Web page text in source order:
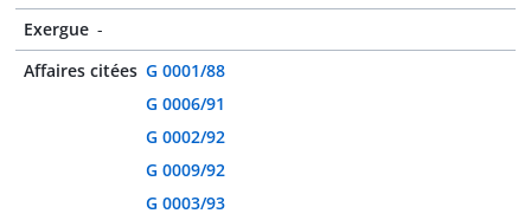
Exergue -
Affaires citées G 0001/88
G 0006/91
G 0002/92
G 0009/92
G 0003/93